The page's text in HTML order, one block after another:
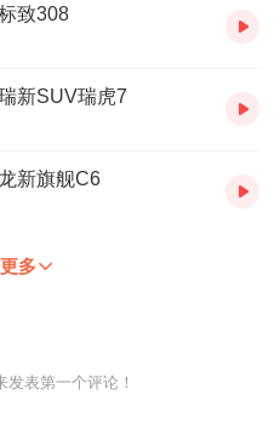
致308
新SUV瑞虎7
新旗舰C6
多
表第一个评论！